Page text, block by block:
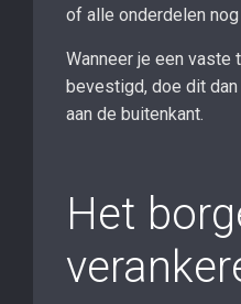
of alle onderdelen
Wanneer je een vaste
bevestigd, doe dit
aan de buitenkant.
Het